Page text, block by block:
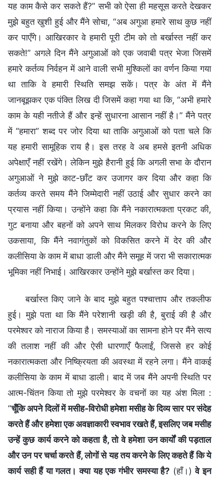
यह काम कैसे कर सकते हैं?” सभी को ऐसा ही महसूस करते देखकर
मुझे बहुत खुशी हुई और मैंने सोचा, “अब अगुआ हमारे साथ कुछ नहीं
कर पाएँगे। आखिरकार वे हमारी पूरी टीम को तो बर्खास्त नहीं कर
सकते!” अगले दिन मैंने अगुआओं को एक जवाबी पत्र भेजा जिसमें
हमारे कर्तव्य निर्वहन में आने वाली सभी मुश्किलों का वर्णन किया गया
था ताकि वे हमारी स्थिति समझ सकें। पत्र के अंत में मैंने
जानबूझकर एक पंक्ति लिख दी जिसमें कहा गया था कि, “अभी हमारे
काम के यही नतीजे हैं और इन्हें सुधारना आसान नहीं है।” मैंने पत्र
में “हमारा” शब्द पर जोर दिया था ताकि अगुआओं को पता चले कि
यह हमारी सामूहिक राय है। इस तरह वे अब हमसे इतनी अधिक
अपेक्षाएँ नहीं रखेंगे। लेकिन मुझे हैरानी हुई कि अगली सभा के दौरान
अगुआओं ने मुझे काट-छाँट कर उजागर कर दिया और कहा कि
कर्तव्य करते समय मैंने जिम्मेदारी नहीं उठाई और सुधार करने का
प्रयास नहीं किया। उन्होंने कहा कि मैंने नकारात्मकता प्रकट की,
गुट बनाया और बहनों को अपने साथ मिलकर विरोध करने के लिए
उकसाया, कि मैंने नवागंतुकों को विकसित करने में देर की और
कलीसिया के काम में बाधा डाली और मैंने समूह में जरा भी सकारात्मक
भूमिका नहीं निभाई। आखिरकार उन्होंने मुझे बर्खास्त कर दिया।
बर्खास्त किए जाने के बाद मुझे बहुत पश्चात्ताप और तकलीफ
हुई। मुझे पता था कि मैंने परेशानी खड़ी की है, बुराई की है और
परमेश्वर को नाराज किया है। समस्याओं का सामना होने पर मैंने सत्य
की तलाश नहीं की और ऐसी धारणाएँ फैलाईं, जिससे हर कोई
नकारात्मकता और निष्क्रियता की अवस्था में रहने लगा। मैंने वाकई
कलीसिया के काम में बाधा डाली। बाद में जब मैंने अपनी स्थिति पर
आत्म-चिंतन किया तो मुझे परमेश्वर के वचनों का यह अंश मिला :
“चूँकि अपने दिलों में मसीह-विरोधी हमेशा मसीह के दिव्य सार पर संदेह
करते हैं और हमेशा एक अवज्ञाकारी स्वभाव रखते हैं, इसलिए जब मसीह
उन्हें कुछ कार्य करने को कहता है, तो वे हमेशा उन कार्यों की पड़ताल
और उन पर चर्चा करते हैं, लोगों से यह तय करने के लिए कहते हैं कि ये
कार्य सही हैं या गलत। क्या यह एक गंभीर समस्या है? (हाँ।)वे इन